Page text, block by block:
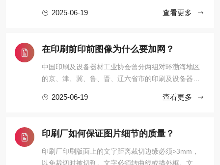
至品牌文化。下面我们简单来了解一下画册中常用的
孔、过胶、压塑、打孔、鸡眼 ...
2025-06-19 查看更多
在印刷前印前图像为什么要加网？
中国印刷及设备器材工业协会曾分两组对环渤海地区
的京、津、冀、鲁、晋、辽六省市的印刷及设备器材
工业有得天独厚的优势，然而不可否认，目前环渤海
的原因，该地区的经济基 ...
2025-06-19 查看更多
印刷厂如何保证图片细节的质量？
印刷厂印刷版面上的文字距离裁切边缘必须>3mm，
以免裁切时被切到。文字必须转曲线或描外框。文字